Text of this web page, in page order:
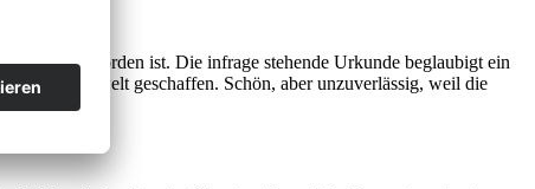
worden ist. Die infrage stehende Urkunde beglaubigt ein
der Nachwelt geschaffen. Schön, aber unzuverlässig, weil die